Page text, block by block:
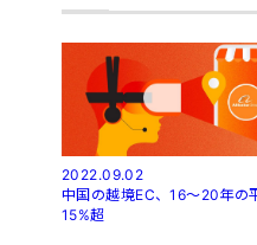
2022.09.02
中国の越境EC、16～20年の
15%超